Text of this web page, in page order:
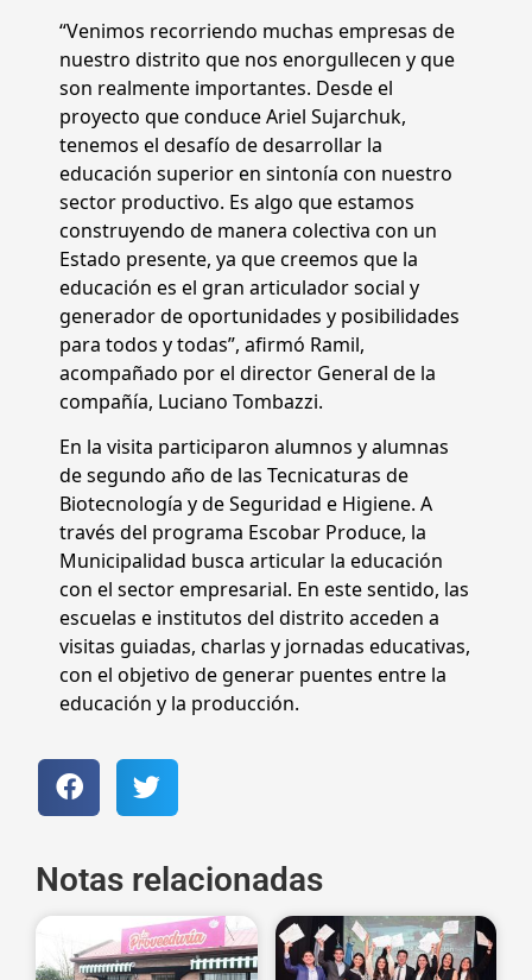
“Venimos recorriendo muchas empresas de
nuestro distrito que nos enorgullecen y que
son realmente importantes. Desde el
proyecto que conduce Ariel Sujarchuk,
tenemos el desafío de desarrollar la
educación superior en sintonía con nuestro
sector productivo. Es algo que estamos
construyendo de manera colectiva con un
Estado presente, ya que creemos que la
educación es el gran articulador social y
generador de oportunidades y posibilidades
para todos y todas”, afirmó Ramil,
acompañado por el director General de la
compañía, Luciano Tombazzi.
En la visita participaron alumnos y alumnas
de segundo año de las Tecnicaturas de
Biotecnología y de Seguridad e Higiene. A
través del programa Escobar Produce, la
Municipalidad busca articular la educación
con el sector empresarial. En este sentido, las
escuelas e institutos del distrito acceden a
visitas guiadas, charlas y jornadas educativas,
con el objetivo de generar puentes entre la
educación y la producción.
Notas relacionadas